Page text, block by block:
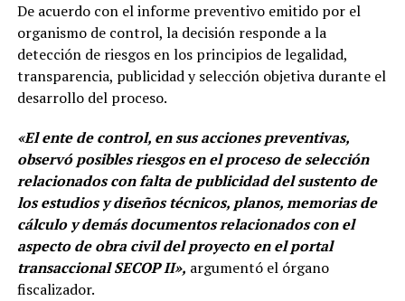
De acuerdo con el informe preventivo emitido por el
organismo de control, la decisión responde a la
detección de riesgos en los principios de legalidad,
transparencia, publicidad y selección objetiva durante el
desarrollo del proceso.
«El ente de control, en sus acciones preventivas,
observó posibles riesgos en el proceso de selección
relacionados con falta de publicidad del sustento de
los estudios y diseños técnicos, planos, memorias de
cálculo y demás documentos relacionados con el
aspecto de obra civil del proyecto en el portal
transaccional SECOP II», argumentó el órgano
fiscalizador.